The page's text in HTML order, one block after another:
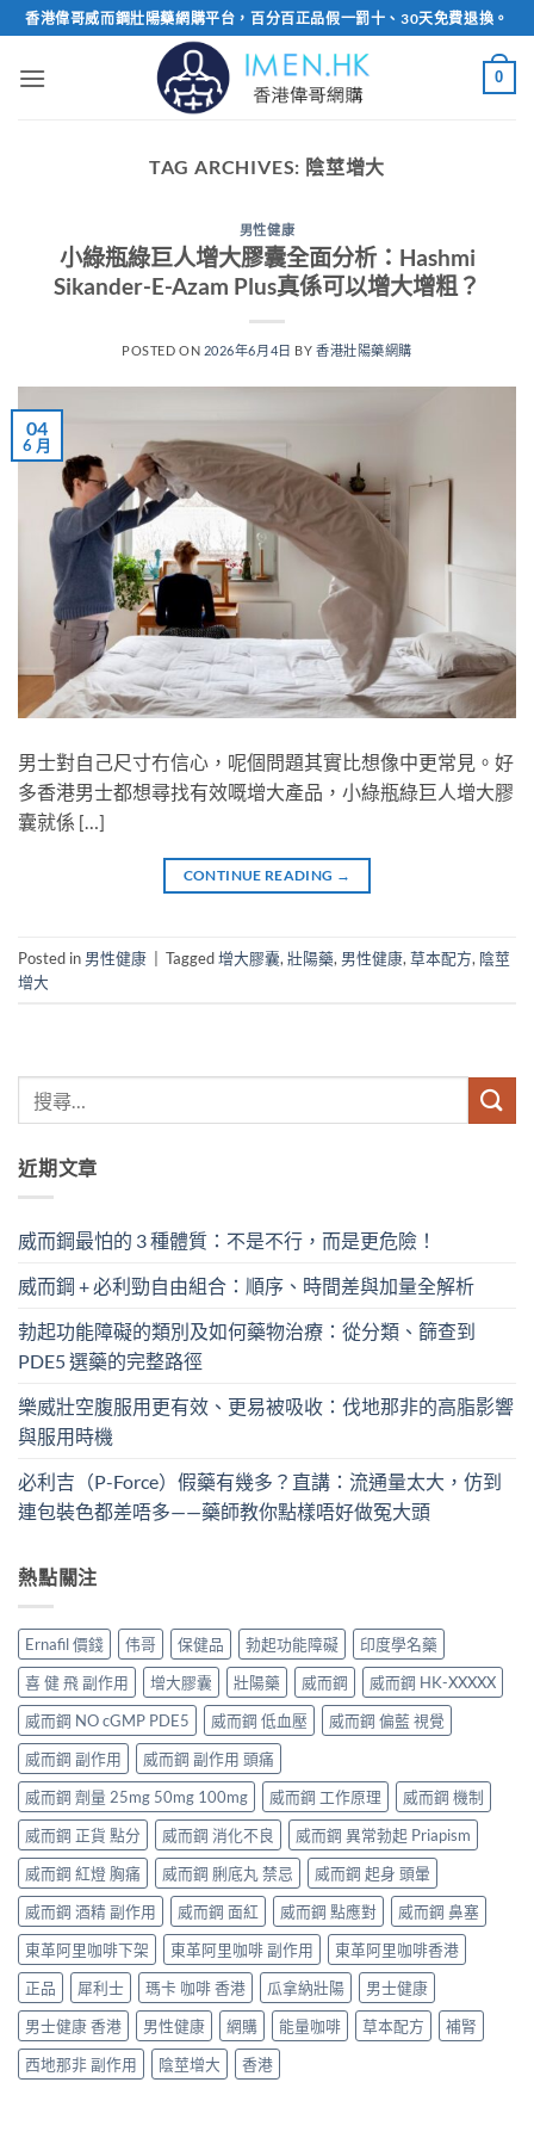
Skip
to
content
香港偉哥威而鋼壯陽藥網購平台，百分百正品假一罰十、30天免費退換。
0
TAG ARCHIVES: 陰莖增大
男性健康
小綠瓶綠巨人增大膠囊全面分析：Hashmi
Sikander-E-Azam Plus真係可以增大增粗？
POSTED ON 2026年6月4日 BY 香港壯陽藥網購
04
6 月
男士對自己尺寸冇信心，呢個問題其實比想像中更常見。好
多香港男士都想尋找有效嘅增大產品，小綠瓶綠巨人增大膠
囊就係 […]
CONTINUE READING →
Posted in 男性健康 Tagged增大膠囊, 壯陽藥, 男性健康, 草本配方, 陰莖
增大
近期文章
威而鋼最怕的 3 種體質：不是不行，而是更危險！
威而鋼 + 必利勁自由組合：順序、時間差與加量全解析
勃起功能障礙的類別及如何藥物治療：從分類、篩查到
PDE5 選藥的完整路徑
樂威壯空腹服用更有效、更易被吸收：伐地那非的高脂影響
與服用時機
必利吉（P-Force）假藥有幾多？直講：流通量太大，仿到
連包裝色都差唔多——藥師教你點樣唔好做冤大頭
熱點關注
Ernafil 價錢 伟哥 保健品 勃起功能障礙
印度學名藥
喜 健 飛 副作用
增大膠囊 壯陽藥 威而鋼
威而鋼 HK-XXXXX
威而鋼 NO cGMP PDE5
威而鋼 低血壓
威而鋼 偏藍 視覺
威而鋼 副作用
威而鋼 副作用 頭痛
威而鋼 劑量 25mg 50mg 100mg
威而鋼 工作原理
威而鋼 機制
威而鋼 正貨 點分
威而鋼 消化不良
威而鋼 異常勃起 Priapism
威而鋼 紅燈 胸痛
威而鋼 脷底丸 禁忌
威而鋼 起身 頭暈
威而鋼 酒精 副作用
威而鋼 面紅 威而鋼 點應對
威而鋼 鼻塞
東革阿里咖啡下架
東革阿里咖啡 副作用
東革阿里咖啡香港
正品
犀利士 瑪卡 咖啡 香港 瓜拿納壯陽
男士健康
男士健康 香港
男性健康 網購 能量咖啡 草本配方
補腎
西地那非 副作用
陰莖增大 香港